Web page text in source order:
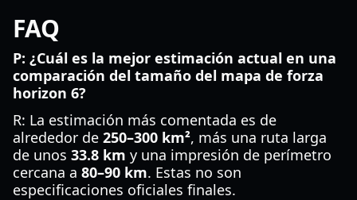
FAQ
P: ¿Cuál es la mejor estimación actual en una
comparación del tamaño del mapa de forza
horizon 6?
R: La estimación más comentada es de
alrededor de 250–300 km², más una ruta larga
de unos 33.8 km y una impresión de perímetro
cercana a 80–90 km. Estas no son
especificaciones oficiales finales.